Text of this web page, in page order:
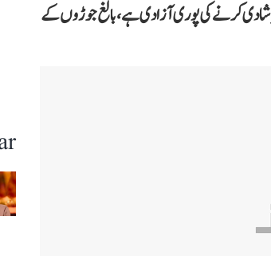
شادی کرنے کی پوری آزادی ہے، بالغ جوڑوں کے